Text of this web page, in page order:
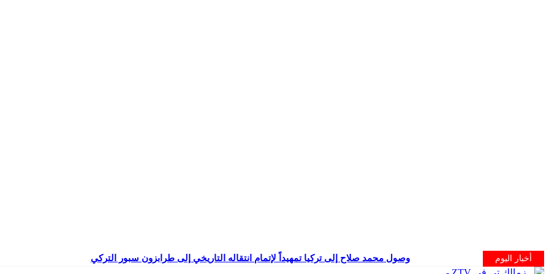
أخبار اليوم وصول محمد صلاح إلى تركيا تمهيداً لإتمام انتقاله التاريخي إلى طرابزون سبور التركي